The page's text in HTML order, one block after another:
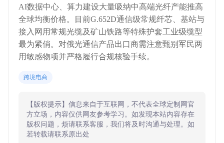
AI数据中心、算力建设大量吸纳中高端光纤产能推高
全球均衡价格。目前G.652D通信级常规纤芯、基站与
接入网用常规光缆及矿山铁路等特殊护套工业级缆型
最为紧俏。对俄光通信产品出口商需注意甄别军民两
用敏感物项并严格履行合规核验手续。
跨境电商
【版权提示】信息来自于互联网，不代表全球定制网官
方立场，内容仅供网友参考学习。如发现本站内容存在
版权问题，烦请联系客服，我们将及时沟通与处理。如
若转载请联系原出处